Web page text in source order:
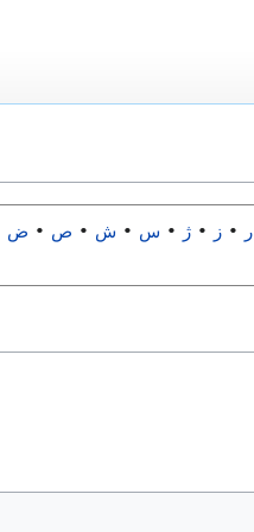
ر • ز • ژ • س • ش • ص • ض